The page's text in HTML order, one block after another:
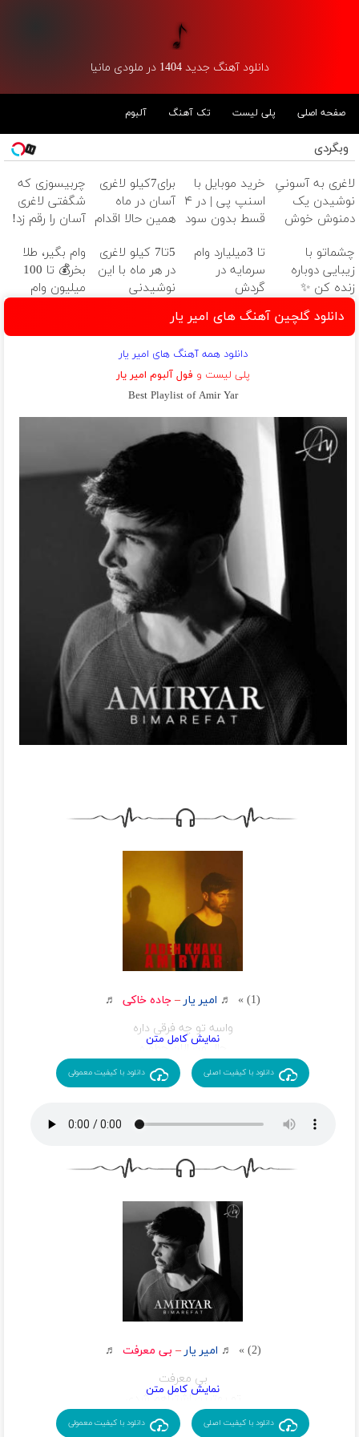
دانلود آهنگ جدید 1404 در ملودی مانیا
صفحه اصلی پلی لیست تک آهنگ آلبوم
وبگردی
لاغری به آسونیِ
نوشیدن یک
دمنوش خوش
خرید موبایل با
اسنپ پی | در ۴
قسط بدون سود
برای7کیلو لاغری
آسان در ماه
همین حالا اقدام
قیمت قدیم
چربیسوزی که
شگفتی لاغری
آسان را رقم زد!
چشماتو با
زیبایی دوباره
زنده کن ✨
بلفاروپلاستی،
راهی برای
جوان‌تر شدن
تا 3میلیارد وام
سرمایه در
گردش
فروشندگان =>
فروشگاهت رو
ثبت کن
5تا7 کیلو لاغری
در هر ماه با این
نوشیدنی
با نصف قیمت
🔥
وام بگیر، طلا
بخر💰 تا 100
میلیون وام
دانلود گلچین آهنگ های امیر یار
دانلود همه آهنگ های امیر یار
پلی لیست و فول آلبوم امیر یار
Best Playlist of Amir Yar
(1) » ♬ امیر یار – جاده خاکی
♬
واسه تو چه فرقی داره
حال من الان چطوره
نداره روح تن من
همه خنده هام دکوره
یادم میره من هر چی بوده
منو آروم کنه
بگو رفتی با کی تو یه شبه
جای من کی می خواد
عطرشو جا بذاره روی تنت
حیف چقدر خاطره داریم
دیگه به هم راهی نداریم
وقتی هر دوتامون سواره
دانلود با کیفیت اصلی دانلود با کیفیت معمولی
(2) » ♬ امیر یار – بی معرفت
♬
بی معرفت
تو بهترین اشتباهم شدی
تو رفیق نیمه راهم شدیدانلود با کیفیت اصلی دانلود با کیفیت معمولی